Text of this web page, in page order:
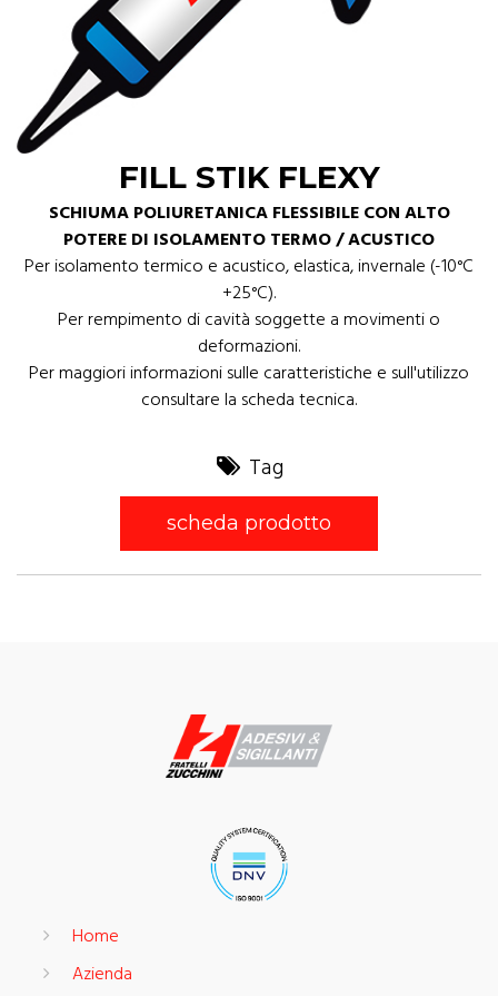
FILL STIK FLEXY
SCHIUMA POLIURETANICA FLESSIBILE CON ALTO
POTERE DI ISOLAMENTO TERMO / ACUSTICO
Per isolamento termico e acustico, elastica, invernale (-10°C
+25°C).
Per rempimento di cavità soggette a movimenti o
deformazioni.
Per maggiori informazioni sulle caratteristiche e sull'utilizzo
consultare la scheda tecnica.
Tag
scheda prodotto
Home
Azienda